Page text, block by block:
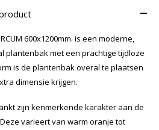
–
600x1200mm. is een moderne,
plantenbak met een prachtige tijdloze
is de plantenbak overal te plaatsen
dimensie krijgen.
zijn kenmerkende karakter aan de
varieert van warm oranje tot